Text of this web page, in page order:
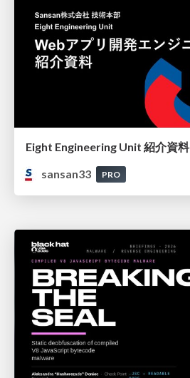
Eight Engineering Unit 紹介資料
sansan33
PRO